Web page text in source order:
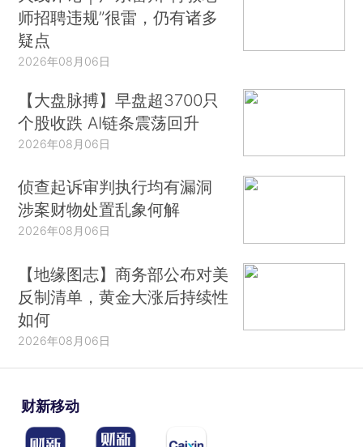
师招聘违规”很雷，仍有诸多
疑点
2026年08月06日
【大盘脉搏】早盘超3700只
个股收跌 AI链条震荡回升
2026年08月06日
侦查起诉审判执行均有漏洞
涉案财物处置乱象何解
2026年08月06日
【地缘图志】商务部公布对美
反制清单，黄金大涨后持续性
如何
2026年08月06日
财新移动